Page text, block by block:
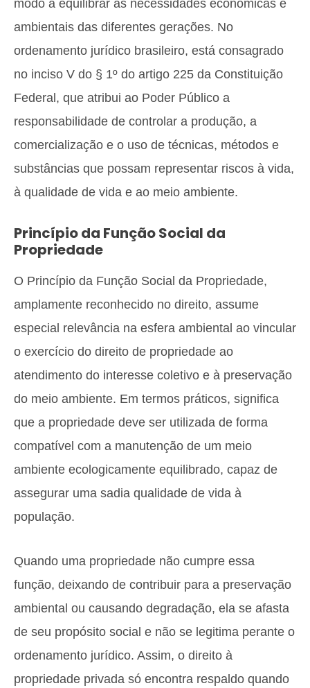
modo a equilibrar as necessidades econômicas e
ambientais das diferentes gerações. No
ordenamento jurídico brasileiro, está consagrado
no inciso V do § 1º do artigo 225 da Constituição
Federal, que atribui ao Poder Público a
responsabilidade de controlar a produção, a
comercialização e o uso de técnicas, métodos e
substâncias que possam representar riscos à vida,
à qualidade de vida e ao meio ambiente.
Princípio da Função Social da
Propriedade
O Princípio da Função Social da Propriedade,
amplamente reconhecido no direito, assume
especial relevância na esfera ambiental ao vincular
o exercício do direito de propriedade ao
atendimento do interesse coletivo e à preservação
do meio ambiente. Em termos práticos, significa
que a propriedade deve ser utilizada de forma
compatível com a manutenção de um meio
ambiente ecologicamente equilibrado, capaz de
assegurar uma sadia qualidade de vida à
população.
Quando uma propriedade não cumpre essa
função, deixando de contribuir para a preservação
ambiental ou causando degradação, ela se afasta
de seu propósito social e não se legitima perante o
ordenamento jurídico. Assim, o direito à
propriedade privada só encontra respaldo quando